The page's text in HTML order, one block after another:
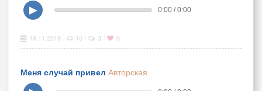
▶
0:00 / 0:00
19.11.2019 10 3 0
Меня случай привел Авторская